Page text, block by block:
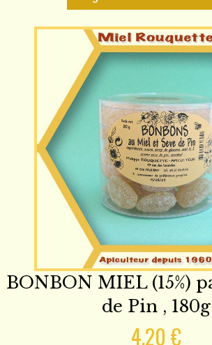
BONBON MIEL (15%)
de Pin , 180g
4,20 €